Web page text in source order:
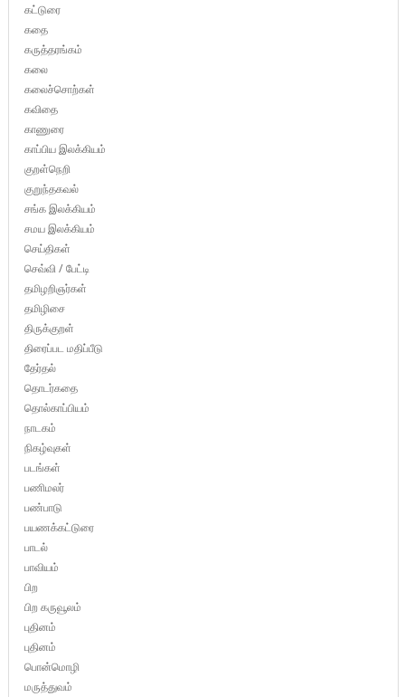
கட்டுரை
கதை
கருத்தரங்கம்
கலை
கலைச்சொற்கள்
கவிதை
காணுரை
காப்பிய இலக்கியம்
குறள்நெறி
குறுந்தகவல்
சங்க இலக்கியம்
சமய இலக்கியம்
செய்திகள்
செவ்வி / பேட்டி
தமிழறிஞர்கள்
தமிழிசை
திருக்குறள்
திரைப்பட மதிப்பீடு
தேர்தல்
தொடர்கதை
தொல்காப்பியம்
நாடகம்
நிகழ்வுகள்
படங்கள்
பணிமலர்
பண்பாடு
பயணக்கட்டுரை
பாடல்
பாவியம்
பிற
பிற கருவூலம்
புதினம்
புதினம்
பொன்மொழி
மருத்துவம்